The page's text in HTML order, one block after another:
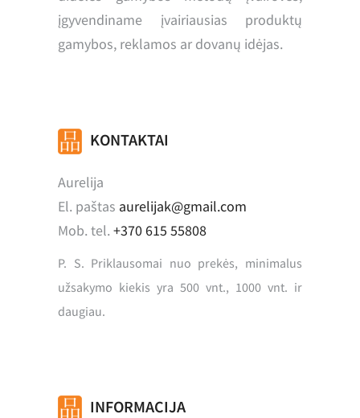
įgyvendiname įvairiausias produktų
gamybos, reklamos ar dovanų idėjas.
KONTAKTAI
Aurelija
El. paštas aurelijak@gmail.com
Mob. tel.+370 615 55808
P. S. Priklausomai nuo prekės, minimalus
užsakymo kiekis yra 500 vnt., 1000 vnt. ir
daugiau.
INFORMACIJA